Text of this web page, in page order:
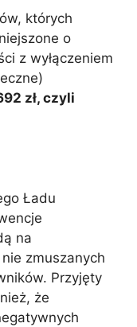
których
o
z wyłączeniem
zł, czyli
Ładu
na
zmuszanych
Przyjęty
że